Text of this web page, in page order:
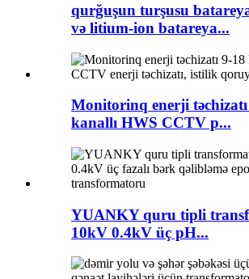
qurğuşun turşusu
və litium-ion batareya...
Monitorinq enerji
kanallı HWS CCTV p...
YUANKY quru tipli
10kV 0.4kV üç pH...